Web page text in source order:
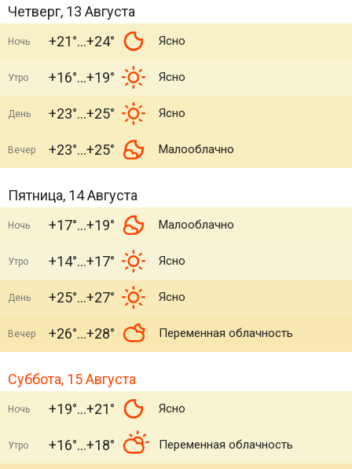
Четверг, 13 Августа
Ночь +21° +24° Ясно
Утро +16° +19° Ясно
День +23° +25° Ясно
Вечер +23° +25° Малооблачно
Пятница, 14 Августа
Ночь +17° +19° Малооблачно
Утро +14° +17° Ясно
День +25° +27° Ясно
Вечер +26° +28° Переменная облачность
Суббота, 15 Августа
Ночь +19° +21° Ясно
Утро +16° +18° Переменная облачность